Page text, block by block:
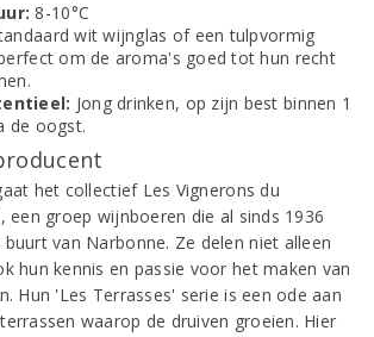
8-10°C
wit wijnglas of een tulpvormig
om de aroma's goed tot hun recht
Jong drinken, op zijn best binnen 1
de oogst.
het collectief Les Vignerons du
een groep wijnboeren die al sinds 1936
van Narbonne. Ze delen niet alleen
hun kennis en passie voor het maken van
Hun 'Les Terrasses' serie is een ode aan
waarop de druiven groeien. Hier